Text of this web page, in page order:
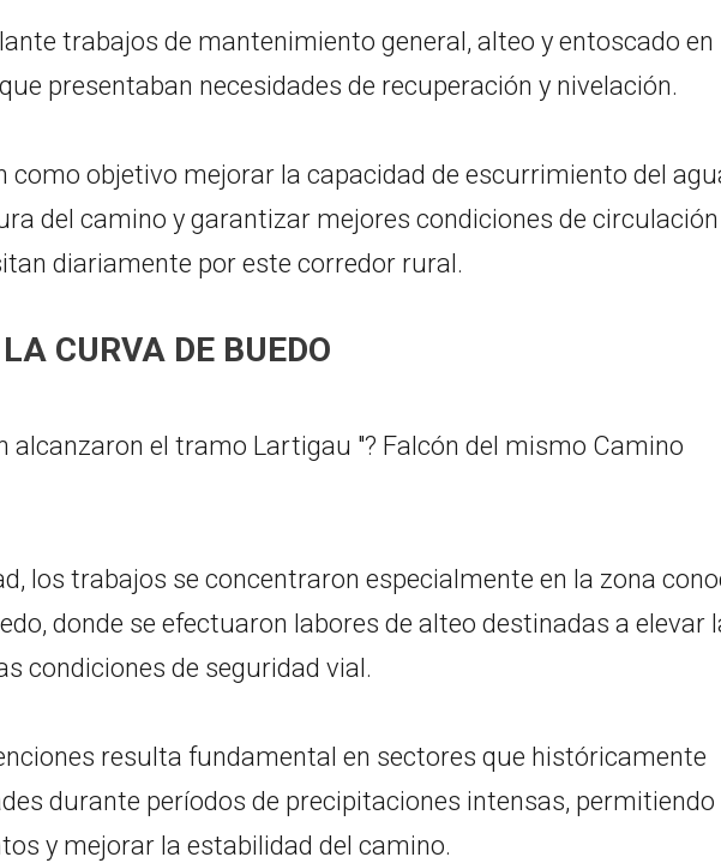
trabajos de mantenimiento general, alteo y entoscado en
presentaban necesidades de recuperación y nivelación.
como objetivo mejorar la capacidad de escurrimiento del
del camino y garantizar mejores condiciones de circulación
diariamente por este corredor rural.
CURVA DE BUEDO
alcanzaron el tramo Lartigau "? Falcón del mismo Camino
los trabajos se concentraron especialmente en la zona
donde se efectuaron labores de alteo destinadas a elevar
condiciones de seguridad vial.
resulta fundamental en sectores que históricamente
durante períodos de precipitaciones intensas, permitiendo
y mejorar la estabilidad del camino.